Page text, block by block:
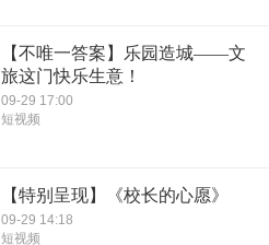
【不唯一答案】乐园造城——文
旅这门快乐生意！
09-29 17:00
短视频
【特别呈现】《校长的心愿》
09-29 14:18
短视频